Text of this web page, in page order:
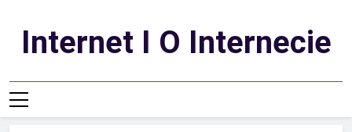
contentInternet I O Internecie